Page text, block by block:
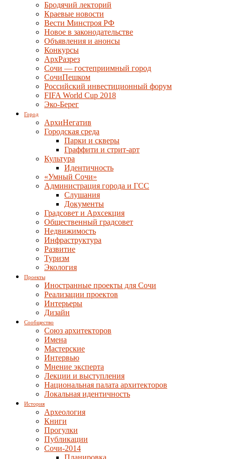
Бродячий лекторий
Краевые новости
Вести Минстроя РФ
Новое в законодательстве
Объявления и анонсы
Конкурсы
АрхРазрез
Сочи — гостеприимный город
СочиПешком
Российский инвестиционный форум
FIFA World Cup 2018
Эко-Берег
Город
АрхиНегатив
Городская среда
Парки и скверы
Граффити и стрит-арт
Культура
Идентичность
«Умный Сочи»
Администрация города и ГСС
Слушания
Документы
Градсовет и Архсекция
Общественный градсовет
Недвижимость
Инфраструктура
Развитие
Туризм
Экология
Проекты
Иностранные проекты для Сочи
Реализации проектов
Интерьеры
Дизайн
Сообщество
Союз архитекторов
Имена
Мастерские
Интервью
Мнение эксперта
Лекции и выступления
Национальная палата архитекторов
Локальная идентичность
История
Археология
Книги
Прогулки
Публикации
Сочи-2014
Планировка